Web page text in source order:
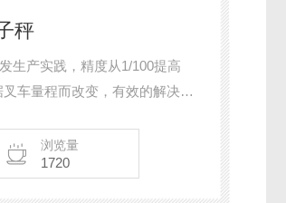
秤
生产实践，精度从1/100提高
车量程而改变，有效的解决了
浏览量
1720